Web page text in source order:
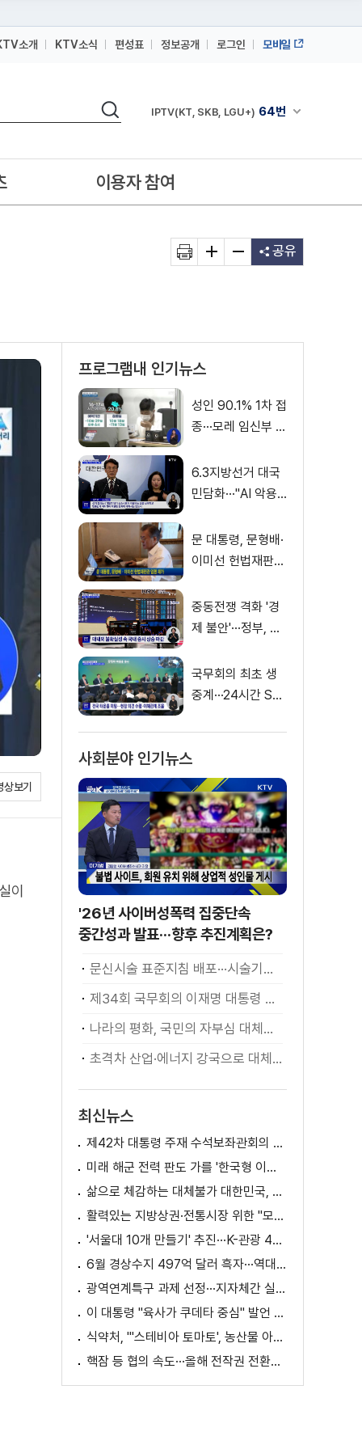
소개 KTV소식 편성표 정보공개 로그인 모바일
검색 채널안내 펼쳐
IPTV(KT, SKB, LGU+) 64번
IPTV(KT, SKB, LGU+)
이용자 참여
공유
보기
이
프로그램내 인기뉴스
성인 90.1% 1차 접
종···모레 임신부 사
6.3지방선거 대국
민담화···"AI 악용
문 대통령, 문형배·
이미선 헌법재판관
중동전쟁 격화 '경
제 불안'···정부, 금
소화
국무회의 최초 생
중계···24시간 SN
사회분야 인기뉴스
'26년 사이버성폭력 집중단속
중간성과 발표···향후 추진계획은?
문신시술 표준지침 배포···시술기구, 일회용 사용 후 폐기
제34회 국무회의 이재명 대통령 모두발언
나라의 평화, 국민의 자부심 대체불가 대한민국 이재명 대통령 모두말씀
초격차 산업·에너지 강국으로 대체불가 대한민국 이재명 대통령 모두말씀
최신뉴스
제42차 대통령 주재 수석보좌관회의 이재명 대통령 모두말씀
미래 해군 전력 판도 가를 '한국형 이지스구축함' 건조 본격화 [K-정책 사용법]
삶으로 체감하는 대체불가 대한민국, 무엇이 달라지나? [정.주.행]
활력있는 지방상권·전통시장 위한 "모두의 상권 추진전략"
'서울대 10개 만들기' 추진···K-관광 4천만 시대 준비
6월 경상수지 497억 달러 흑자···역대 최대
광역연계특구 과제 선정···지자체간 실증 협력 확대
이 대통령 "육사가 쿠데타 중심" 발언 의미는?
식약처, "'스테비아 토마토', 농산물 아닌 가공식품"
핵잠 등 협의 속도···올해 전작권 전환시기 결정 추진